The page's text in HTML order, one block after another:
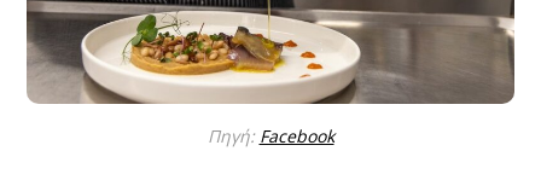
Πηγή: Facebook